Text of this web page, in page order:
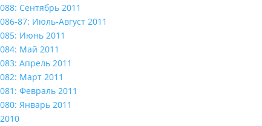
088: Сентябрь 2011
086-87: Июль-Август 2011
085: Июнь 2011
084: Май 2011
083: Апрель 2011
082: Март 2011
081: Февраль 2011
080: Январь 2011
2010